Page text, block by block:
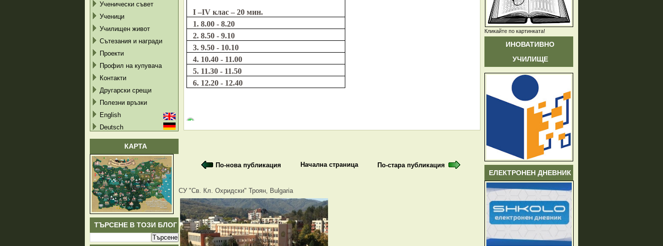
Ученически съвет
Ученици
Училищен живот
Сътезания и награди
Проекти
Профил на купувача
Контакти
Другарски срещи
Полезни връзки
English
Deutsch
КАРТА
ТЪРСЕНЕ В ТОЗИ БЛОГ
I –IVклас – 20 мин.
1. 8.00 - 8.20
2. 8.50 - 9.10
3. 9.50 - 10.10
4. 10.40 - 11.00
5. 11.30 - 11.50
6. 12.20 - 12.40
По-нова публикация По-стара публикация
Начална страница
СУ "Св. Кл. Охридски" Троян, Bulgaria
Кликайте по картинката!
ИНОВАТИВНО
УЧИЛИЩЕ
ЕЛЕКТРОНЕН ДНЕВНИК